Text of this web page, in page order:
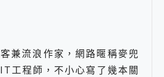
兼流浪作家，網路暱稱麥兜
工程師，不小心寫了幾本關